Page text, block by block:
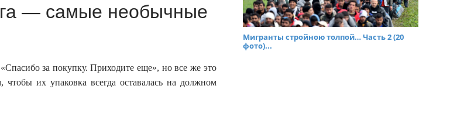
— самые необычные
за покупку. Приходите еще», но все же это
их упаковка всегда оставалась на должном
Мигранты стройною толпой… Часть 2 (20
фото)...